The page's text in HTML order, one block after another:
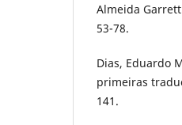
Almeida
53-78.
Dias, Eduardo
primeiras
141.